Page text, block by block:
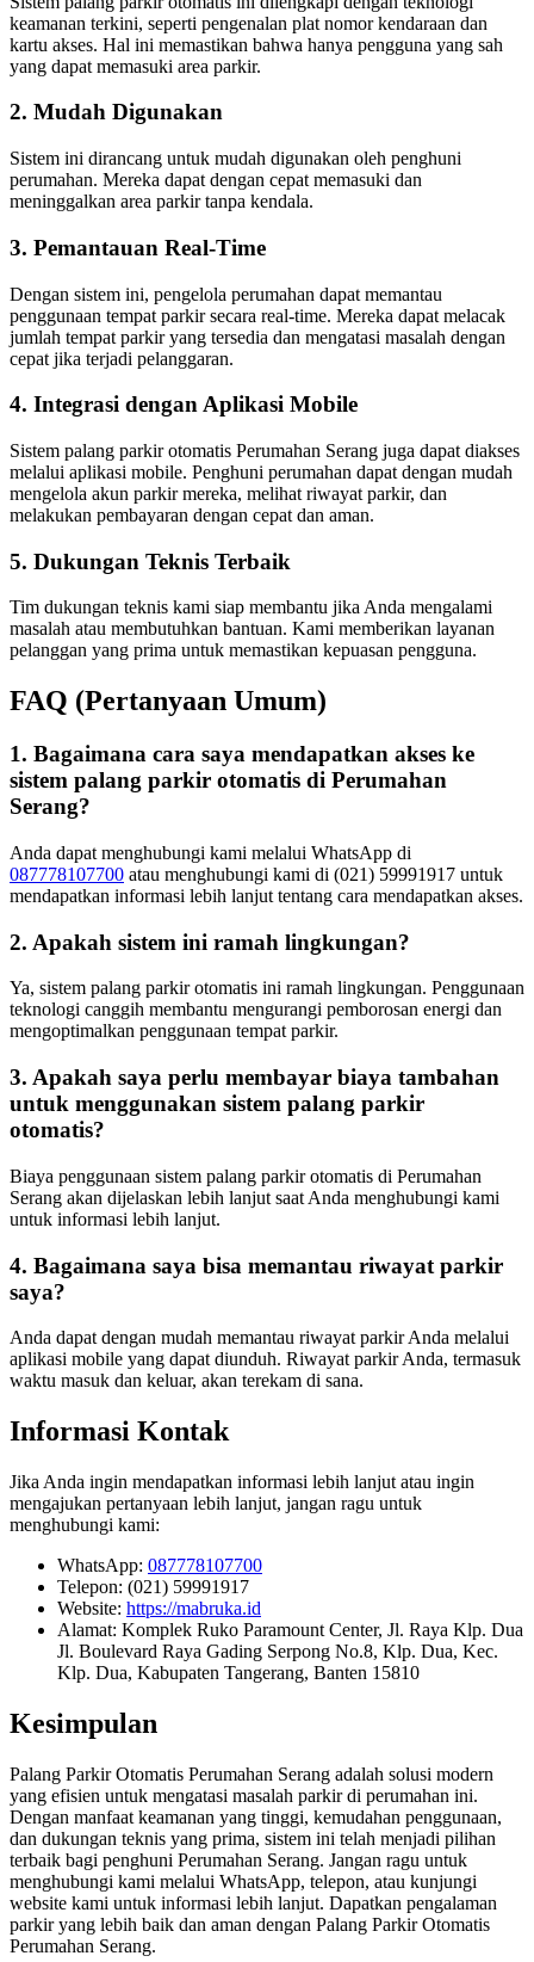
keamanan terkini, seperti pengenalan plat nomor kendaraan dan
kartu akses. Hal ini memastikan bahwa hanya pengguna yang sah
yang dapat memasuki area parkir.
2. Mudah Digunakan
Sistem ini dirancang untuk mudah digunakan oleh penghuni
perumahan. Mereka dapat dengan cepat memasuki dan
meninggalkan area parkir tanpa kendala.
3. Pemantauan Real-Time
Dengan sistem ini, pengelola perumahan dapat memantau
penggunaan tempat parkir secara real-time. Mereka dapat melacak
jumlah tempat parkir yang tersedia dan mengatasi masalah dengan
cepat jika terjadi pelanggaran.
4. Integrasi dengan Aplikasi Mobile
Sistem palang parkir otomatis Perumahan Serang juga dapat diakses
melalui aplikasi mobile. Penghuni perumahan dapat dengan mudah
mengelola akun parkir mereka, melihat riwayat parkir, dan
melakukan pembayaran dengan cepat dan aman.
5. Dukungan Teknis Terbaik
Tim dukungan teknis kami siap membantu jika Anda mengalami
masalah atau membutuhkan bantuan. Kami memberikan layanan
pelanggan yang prima untuk memastikan kepuasan pengguna.
FAQ (Pertanyaan Umum)
1. Bagaimana cara saya mendapatkan akses ke
sistem palang parkir otomatis di Perumahan
Serang?
Anda dapat menghubungi kami melalui WhatsApp di
087778107700 atau menghubungi kami di (021) 59991917 untuk
mendapatkan informasi lebih lanjut tentang cara mendapatkan akses.
2. Apakah sistem ini ramah lingkungan?
Ya, sistem palang parkir otomatis ini ramah lingkungan. Penggunaan
teknologi canggih membantu mengurangi pemborosan energi dan
mengoptimalkan penggunaan tempat parkir.
3. Apakah saya perlu membayar biaya tambahan
untuk menggunakan sistem palang parkir
otomatis?
Biaya penggunaan sistem palang parkir otomatis di Perumahan
Serang akan dijelaskan lebih lanjut saat Anda menghubungi kami
untuk informasi lebih lanjut.
4. Bagaimana saya bisa memantau riwayat parkir
saya?
Anda dapat dengan mudah memantau riwayat parkir Anda melalui
aplikasi mobile yang dapat diunduh. Riwayat parkir Anda, termasuk
waktu masuk dan keluar, akan terekam di sana.
Informasi Kontak
Jika Anda ingin mendapatkan informasi lebih lanjut atau ingin
mengajukan pertanyaan lebih lanjut, jangan ragu untuk
menghubungi kami:
WhatsApp: 087778107700
Telepon: (021) 59991917
Website: https://mabruka.id
Alamat: Komplek Ruko Paramount Center, Jl. Raya Klp. Dua
Jl. Boulevard Raya Gading Serpong No.8, Klp. Dua, Kec.
Klp. Dua, Kabupaten Tangerang, Banten 15810
Kesimpulan
Palang Parkir Otomatis Perumahan Serang adalah solusi modern
yang efisien untuk mengatasi masalah parkir di perumahan ini.
Dengan manfaat keamanan yang tinggi, kemudahan penggunaan,
dan dukungan teknis yang prima, sistem ini telah menjadi pilihan
terbaik bagi penghuni Perumahan Serang. Jangan ragu untuk
menghubungi kami melalui WhatsApp, telepon, atau kunjungi
website kami untuk informasi lebih lanjut. Dapatkan pengalaman
parkir yang lebih baik dan aman dengan Palang Parkir Otomatis
Perumahan Serang.